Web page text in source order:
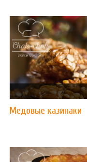
​Медовые казинаки